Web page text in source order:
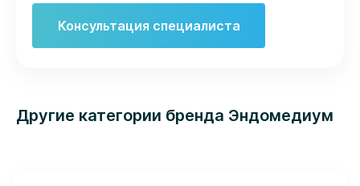
Консультация специалиста
Другие категории бренда Эндомедиум